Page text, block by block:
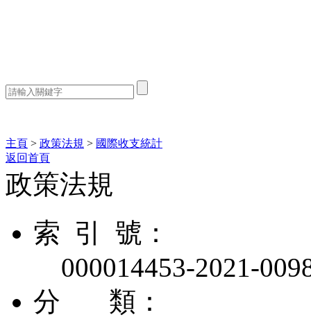
主頁 > 政策法規 > 國際收支統計
返回首頁
政策法規
索 引 號：
000014453-2021-
分 類：